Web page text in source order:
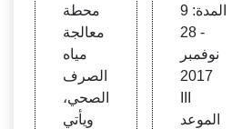
محطة
معالجة
مياه
الصرف
الصحي،
ويأتي
المدة: 9
- 28
نوفمبر
2017
الموعد